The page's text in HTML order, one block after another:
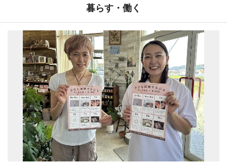
暮らす・働く